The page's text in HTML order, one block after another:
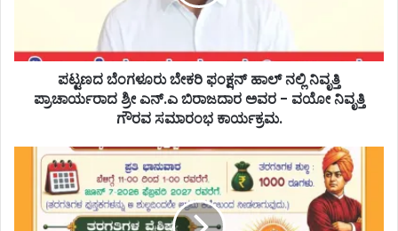
ಪಟ್ಟಣದ ಬೆಂಗಳೂರು ಬೇಕರಿ ಫಂಕ್ಷನ್ ಹಾಲ್ ನಲ್ಲಿ ನಿವೃತ್ತಿ
ಪ್ರಾಚಾರ್ಯರಾದ ಶ್ರೀ ಎನ್.ಎ ಬಿರಾಜದಾರ ಅವರ - ವಯೋ ನಿವೃತ್ತಿ
ಗೌರವ ಸಮಾರಂಭ ಕಾರ್ಯಕ್ರಮ.